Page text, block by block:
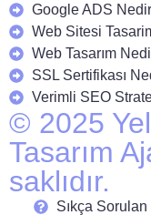
Google ADS
Web Sitesi
Web Tasarım
SSL Sertifikası
Verimli SEO
© 2025
Tasarım
saklıdır.
Sıkça